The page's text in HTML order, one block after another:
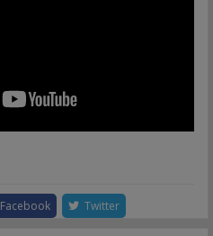
Facebook Twitter